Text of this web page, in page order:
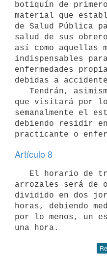
botiquín de
material que
de Salud Pública
salud de sus
así como aquellas
indispensables
enfermedades
debidas a
que visitará por lo
semanalmente el
debiendo residir
practicante o
Artículo 8
arrozales será de
dividido en dos
horas, debiendo
por lo menos, un
una hora.